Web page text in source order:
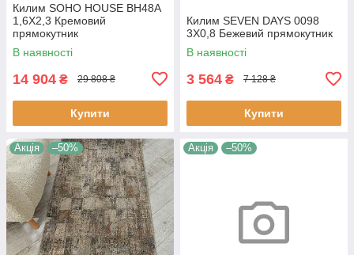
Килим SOHO HOUSE BH48A
1,6Х2,3 Кремовий
прямокутник
В наявності
14 904 ₴ 29 808 ₴
Купити
Килим SEVEN DAYS 0098
3Х0,8 Бежевий прямокутник
В наявності
3 564 ₴ 7 128 ₴
Купити
Акція –50% Акція –50%